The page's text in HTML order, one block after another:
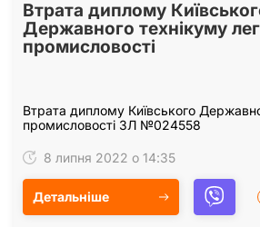
Втрата диплому
Державного технікуму
промисловості
Втрата диплому Київського
промисловості ЗЛ №024558
8 липня 2022 о 14:35
Детальніше